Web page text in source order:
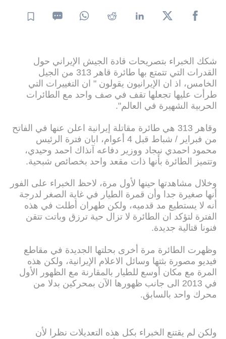
شكك الخبراء بتصريحات قادة الجيش الإيراني حول
القدرات التي تتمتع بها طائرة قاهر 313 من الجيل
الخامس، اذ ان الإيرانيون يقولون " ان التغييرات التي
طرأت عليها تجعلها تقف في صف واحد مع الطائرات
الحربية الشهيرة في العالم".
وقاهر 313 هي طائرة مقاتلة إيرانية اعلن عنها في الفاتح
من فبراير / شباط قبل 4 أعوام، ابان فترة الرئيس
محمود احمدي نيجاد ووزير دفاعه آنذاك احمد وحيدي،
وتتميز الطائرة بأنها ذات مقعد واحد بخصائص شبحية.
وخلال مشاهدتها حينها لأول مرة، لاحظ الخبراء على الفور
أنها صغيرة جدا وأن قمرة الطيار في غاية الصغر لدرجة
أنه لا يستطيع مد قدميه، ولكن طهران أطلت في هذه
الفترة لتؤكد ان الطائرة لا تزال حية ترزق وباتت تتقن
فنونا قتالية جديدة.
وظهرت الطائرة مرة أخرى بحلتها الجديدة في مقاطع
فيديو مصورة بثتها وسائل الاعلام الإيرانية، ولكن هذه
المرة مع مكان أوسع للطيار بالمقارنة مع الظهور الأول
في 2013 الى جانب ظهورها الآن بمحركين بدلا من
محرك واحد بالسابق.
ولكن لم يقتنع الخبراء بكل هذه التعديلات نظرا لأن